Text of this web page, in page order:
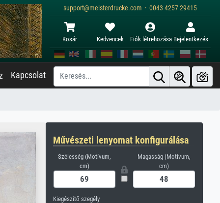
support@meisterdrucke.com · 0043 4257 29415
Kosár Kedvencek Fiók létrehozása Bejelentkezés
Kapcsolat
Művészeti lenyomat konfigurálása
Szélesség (Motívum,
cm)
Magasság (Motívum,
cm)
Kiegészítő szegély